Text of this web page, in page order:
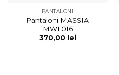
PANTALONI
Pantaloni MASSIA
MWL016
370,00
lei